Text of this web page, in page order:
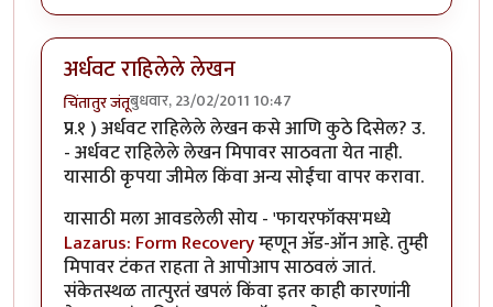
अर्धवट राहिलेले लेखन
चिंतातुर जंतूबुधवार, 23/02/2011 10:47
प्र.१ ) अर्धवट राहिलेले लेखन कसे आणि कुठे दिसेल? उ.
- अर्धवट राहिलेले लेखन मिपावर साठवता येत नाही.
यासाठी कृपया जीमेल किंवा अन्य सोईंचा वापर करावा.
यासाठी मला आवडलेली सोय - 'फायरफॉक्स'मध्ये
Lazarus: Form Recoveryम्हणून अ‍ॅड-ऑन आहे. तुम्ही
मिपावर टंकत राहता ते आपोआप साठवलं जातं.
संकेतस्थळ तात्पुरतं खपलं किंवा इतर काही कारणांनी